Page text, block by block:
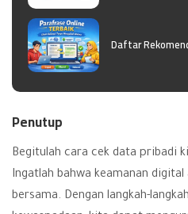
Daftar
Penutup
Begitulah cara cek data pribadi
Ingatlah bahwa keamanan
bersama. Dengan langkah-